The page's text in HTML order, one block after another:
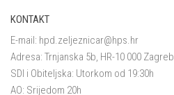
KONTAKT
E-mail: hpd.zeljeznicar@hps.hr
Adresa: Trnjanska 5b, HR-10 000 Zagreb
SDI i Obiteljska: Utorkom od 19:30h
AO: Srijedom 20h